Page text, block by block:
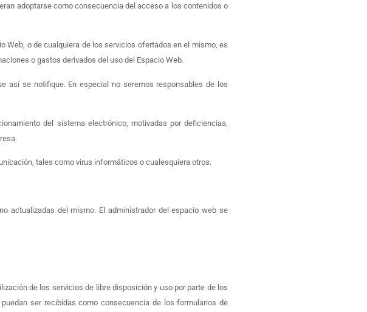
adoptarse como consecuencia del acceso a los contenidos o
Web, o de cualquiera de los servicios ofertados en el mismo, es
o gastos derivados del uso del Espacio Web.
así se notifique. En especial no seremos responsables de los
del sistema electrónico, motivadas por deficiencias,
tales como virus informáticos o cualesquiera otros.
actualizadas del mismo. El administrador del espacio web se
de los servicios de libre disposición y uso por parte de los
ser recibidas como consecuencia de los formularios de